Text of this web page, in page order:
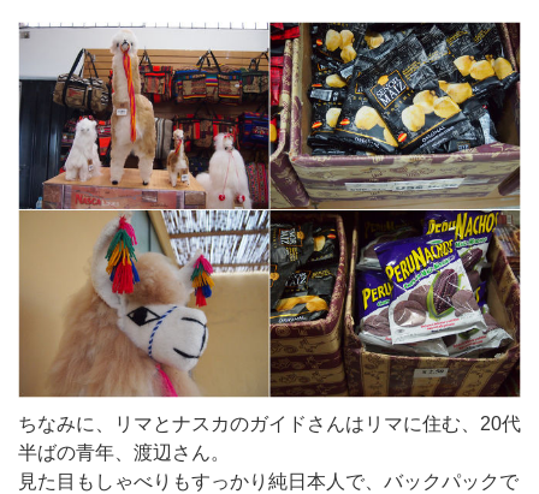
ちなみに、リマとナスカのガイドさんはリマに住む、20代
半ばの青年、渡辺さん。
見た目もしゃべりもすっかり純日本人で、バックパックで